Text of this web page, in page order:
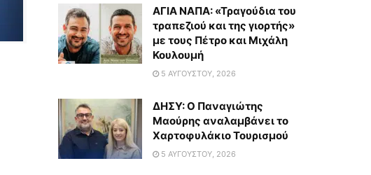
ΑΓΙΑ ΝΑΠΑ: «Τραγούδια του
τραπεζιού και της γιορτής»
με τους Πέτρο και Μιχάλη
Κουλουμή
5 ΑΥΓΟΎΣΤΟΥ, 2026
ΔΗΣΥ: Ο Παναγιώτης
Μαούρης αναλαμβάνει το
Χαρτοφυλάκιο Τουρισμού
5 ΑΥΓΟΎΣΤΟΥ, 2026